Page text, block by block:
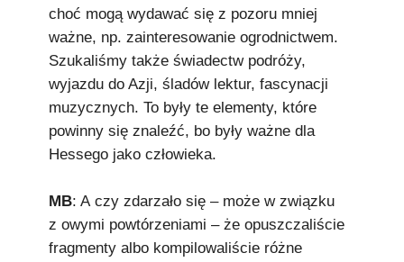
choć mogą wydawać się z pozoru mniej
ważne, np. zainteresowanie ogrodnictwem.
Szukaliśmy także świadectw podróży,
wyjazdu do Azji, śladów lektur, fascynacji
muzycznych. To były te elementy, które
powinny się znaleźć, bo były ważne dla
Hessego jako człowieka.
MB: A czy zdarzało się – może w związku
z owymi powtórzeniami – że opuszczaliście
fragmenty albo kompilowaliście różne